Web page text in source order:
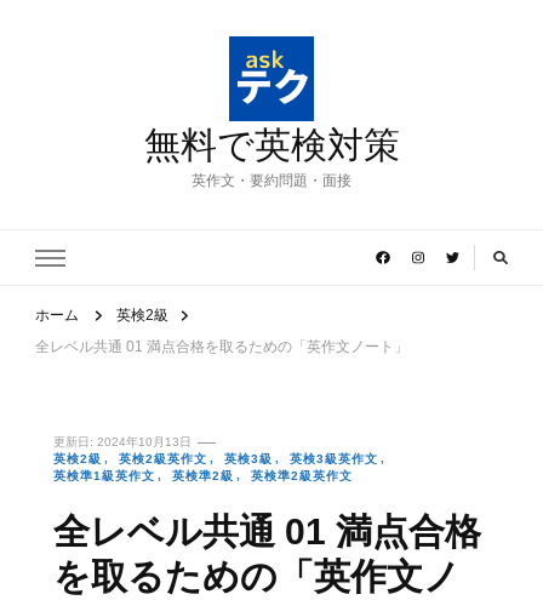
無料で英検対策
英作文・要約問題・面接
ホーム
英検2級
全レベル共通 01 満点合格を取るための「英作文ノート」
更新日: 2024年10月13日
英検2級
英検2級英作文 英検3級
英検3級英作文
英検準1級英作文
英検準2級 英検準2級英作文
全レベル共通 01 満点合格
を取るための「英作文ノ